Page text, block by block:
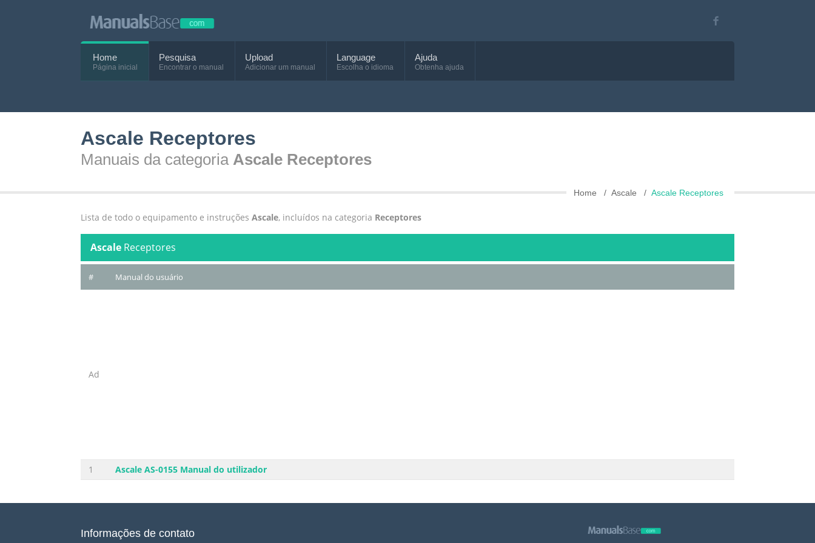
Home
Página inicial
Pesquisa
Encontrar o manual
Upload
Adicionar um manual
Language
Escolha o idioma
Ajuda
Obtenha ajuda
Ascale Receptores
Manuais da categoria Ascale Receptores
Home Ascale Ascale Receptores
Lista de todo o equipamento e instruções Ascale, incluídos na categoria Receptores
Ascale Receptores
# Manual do usuário
Ad
1 Ascale AS-0155 Manual do utilizador
Informações de contato